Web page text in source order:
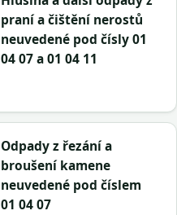
praní a čištění nerostů
neuvedené pod čísly 01
04 07 a 01 04 11
Odpady z řezání a
broušení kamene
neuvedené pod číslem
01 04 07